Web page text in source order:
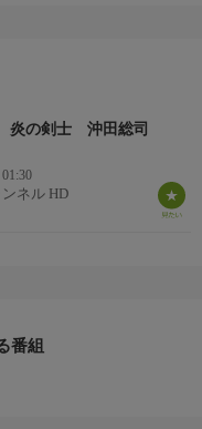
人を斬り殺してしま
炎の剣士 沖田総司
ネル HD
番組